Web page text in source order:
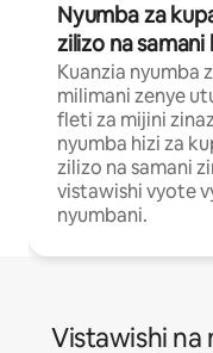
Nyumba za
zilizo na samani
Kuanzia nyumba
milimani zenye
fleti za mijini
nyumba hizi za
zilizo na samani
vistawishi vyote
nyumbani.
Vistawishi na